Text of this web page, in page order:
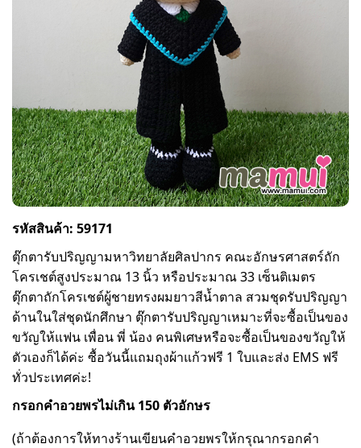
รหัสสินค้า: 59171
ตุ๊กตารับปริญญามหาวิทยาลัยศิลปากร คณะอักษรศาสตร์ถัก
โครเชต์สูงประมาณ 13 นิ้ว หรือประมาณ 33 เซ็นติเมตร
ตุ๊กตาถักโครเชต์ผู้ชายทรงผมยาวสีน้ำตาล สวมชุดรับปริญญา
ด้านในใส่ชุดนักศึกษา ตุ๊กตารับปริญญาเหมาะที่จะซื้อเป็นของ
ขวัญให้แฟน เพื่อน พี่ น้อง คนพิเศษหรือจะซื้อเป็นของขวัญให้
ตัวเองก็ได้ค่ะ ซื้อวันนี้แถมถุงผ้าแก้วฟรี 1 ใบและส่ง EMS ฟรี
ทั่วประเทศค่ะ!
กรอกคำอวยพรไม่เกิน 150 ตัวอักษร
(ถ้าต้องการให้ทางร้านเขียนคำอวยพรให้กรุณากรอกคำ